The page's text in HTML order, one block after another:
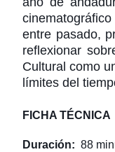
entre pasado,
reflexionar
Cultural como
límites del
FICHA TÉCNICA
Duración: 88